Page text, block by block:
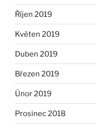
Říjen 2019
Květen 2019
Duben 2019
Březen 2019
Únor 2019
Prosinec 2018